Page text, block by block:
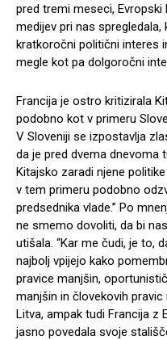
pred tremi meseci, Evropski
medijev pri nas
kratkoročni politični interes
megle kot pa dolgoročni
Francija je ostro kritizirala
podobno kot v primeru
V Sloveniji se izpostavlja
da je pred dvema dnevoma
Kitajsko zaradi njene
v tem primeru podobno
predsednika vlade.” Po
ne smemo dovoliti, da bi
utišala. “Kar me čudi, je to,
najbolj vpijejo kako
pravice manjšin,
manjšin in človekovih pravic
Litva, ampak tudi Francija z
jasno povedala svoje